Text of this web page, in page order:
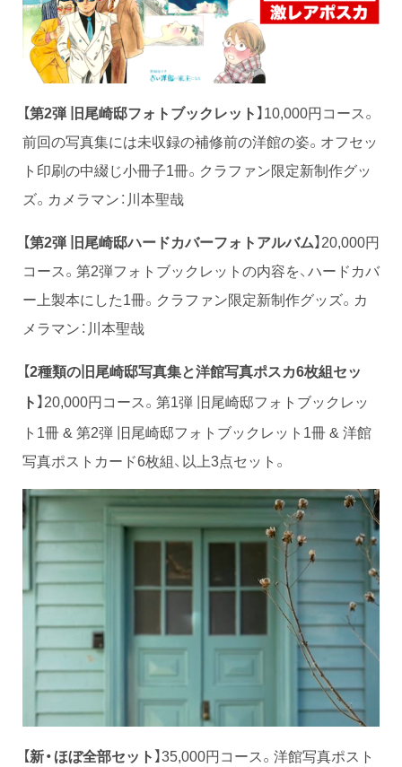
【第2弾 旧尾崎邸フォトブックレット】10,000円コース。
前回の写真集には未収録の補修前の洋館の姿。オフセッ
ト印刷の中綴じ小冊子1冊。クラファン限定新制作グッ
ズ。カメラマン：川本聖哉
【第2弾 旧尾崎邸ハードカバーフォトアルバム】20,000円
コース。第2弾フォトブックレットの内容を、ハードカバ
ー上製本にした1冊。クラファン限定新制作グッズ。カ
メラマン：川本聖哉
【2種類の 旧尾崎邸写真集と洋館写真ポスカ6枚組セッ
ト 】20,000円コース。第1弾 旧尾崎邸フォトブックレッ
ト1冊 & 第2弾 旧尾崎邸フォトブックレット1冊 & 洋館
写真ポストカード6枚組、以上3点セット。
【新・ほぼ全部セット】35,000円コース。洋館写真ポスト